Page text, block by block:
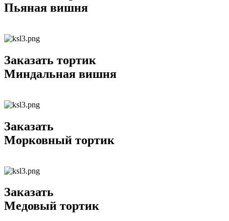
Пьяная вишня
Заказать тортик
Миндальная вишня
Заказать
Морковный тортик
Заказать
Медовый тортик